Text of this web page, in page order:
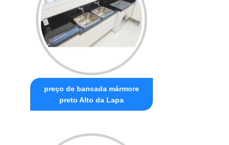
preço de bancada mármore
preto Alto da Lapa